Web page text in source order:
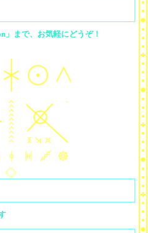
」まで、お気軽にどうぞ！